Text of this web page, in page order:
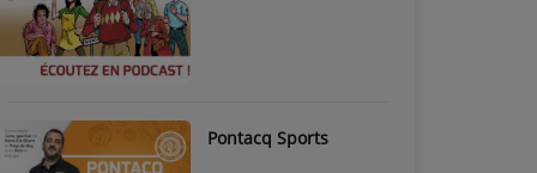
Pontacq Sports